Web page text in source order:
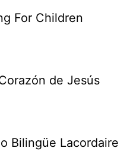
For Children
de Jesús
Bilingüe Lacordaire